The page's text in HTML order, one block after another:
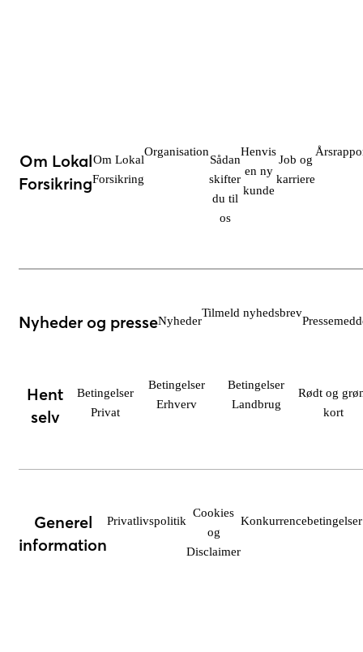
Om Lokal
Forsikring
Om Lokal
Forsikring
Organisation
Sådan
skifter
du til
os
Henvis
en ny
kunde
Job og
karriere
Nyheder og presseNyheder
Tilmeld nyhedsbrev
Hent
selv
Betingelser
Privat
Betingelser
Erhverv
Betingelser
Landbrug
Rødt og
kort
Generel
information
Privatlivspolitik
Cookies
og
Disclaimer
Konkurrencebetingelser